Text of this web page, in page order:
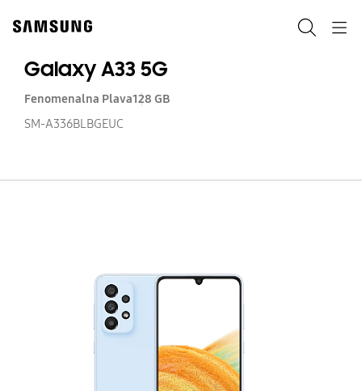
content
Galaxy A33 5G
Fenomenalna Plava128 GB
SM-A336BLBGEUC